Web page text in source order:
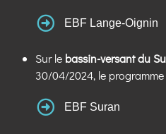
EBF Lange-Oignin
Sur le bassin-versant du
30/04/2024, le
EBF Suran